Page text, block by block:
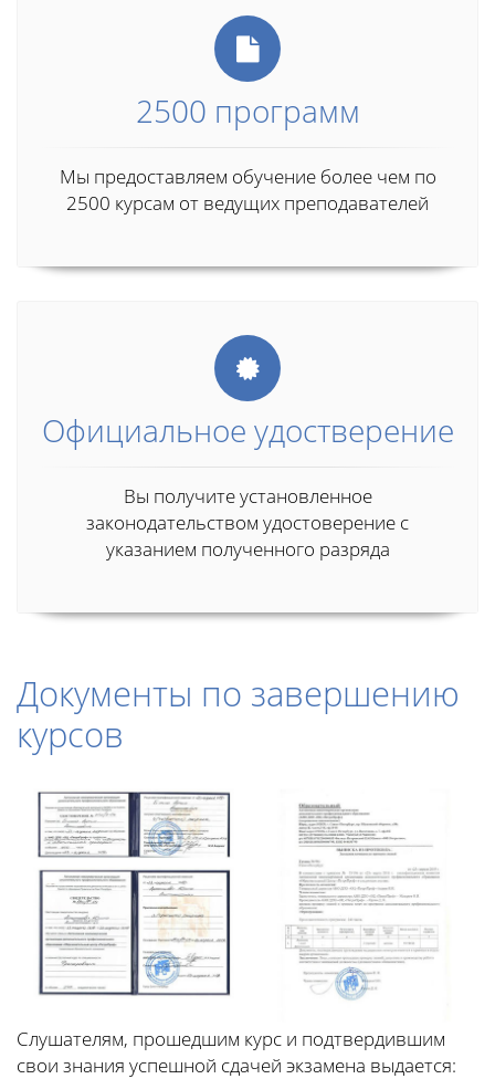
2500 программ
Мы предоставляем обучение более чем по
2500 курсам от ведущих преподавателей
Официальное удостверение
Вы получите установленное
законодательством удостоверение с
указанием полученного разряда
Документы по завершению
курсов
Слушателям, прошедшим курс и подтвердившим
свои знания успешной сдачей экзамена выдается: